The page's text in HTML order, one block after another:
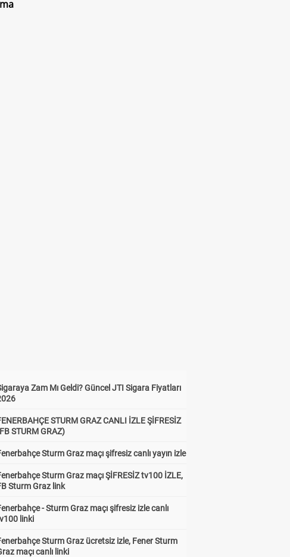
Zam Mı Geldi? Güncel JTI Sigara Fiyatları
STURM GRAZ CANLI İZLE ŞİFRESİZ
STURM GRAZ)
Sturm Graz maçı şifresiz canlı yayın izle
Sturm Graz maçı ŞİFRESİZ tv100 İZLE,
Sturm Graz link
- Sturm Graz maçı şifresiz izle canlı
linki
Sturm Graz ücretsiz izle, Fener Sturm
maçı canlı linki